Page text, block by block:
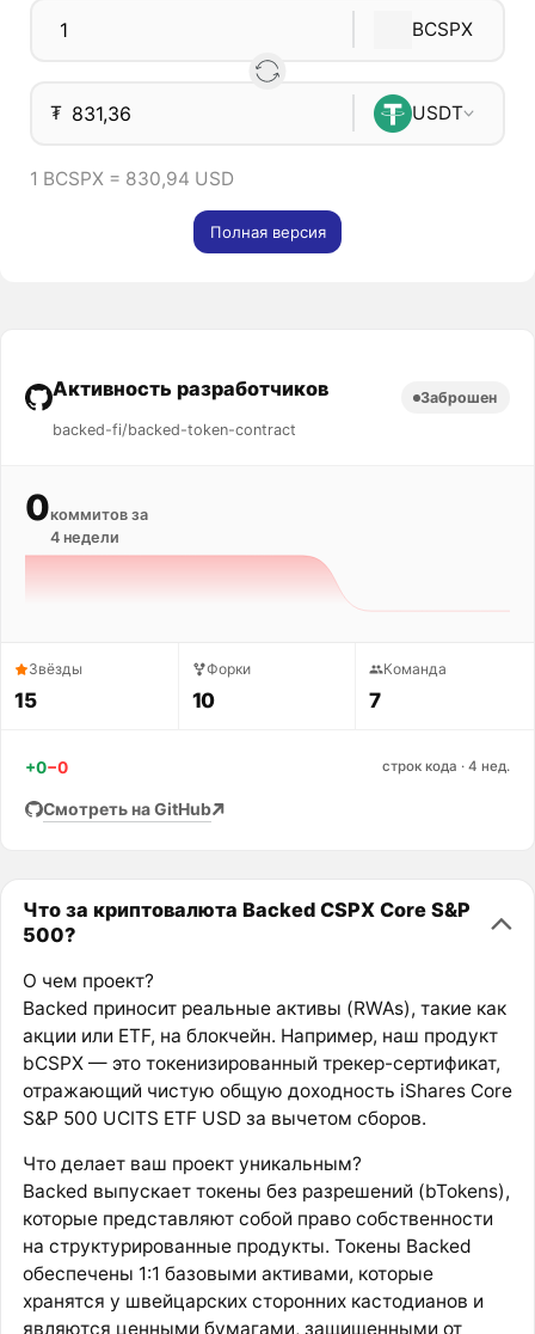
BCSPX
₮ USDT
1 BCSPX = 830,94 USD
Полная версия
Активность разработчиков
backed-fi/backed-token-contract
Заброшен
0коммитов за
4 недели
Звёзды
15
Форки
10
Команда
7
+0−0 строк кода · 4 нед.
Смотреть на GitHub
Что за криптовалюта Backed CSPX Core S&P
500?
О чем проект?
Backed приносит реальные активы (RWAs), такие как
акции или ETF, на блокчейн. Например, наш продукт
bCSPX — это токенизированный трекер-сертификат,
отражающий чистую общую доходность iShares Core
S&P 500 UCITS ETF USD за вычетом сборов.
Что делает ваш проект уникальным?
Backed выпускает токены без разрешений (bTokens),
которые представляют собой право собственности
на структурированные продукты. Токены Backed
обеспечены 1:1 базовыми активами, которые
хранятся у швейцарских сторонних кастодианов и
являются ценными бумагами, защищенными от